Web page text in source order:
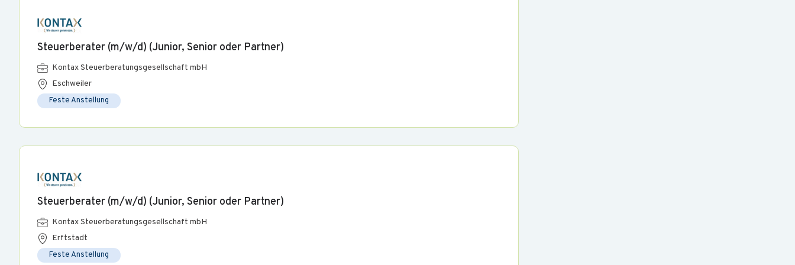
Steuerberater (m/w/d) (Junior, Senior oder Partner)
Kontax Steuerberatungsgesellschaft mbH
Eschweiler
Feste Anstellung
Steuerberater (m/w/d) (Junior, Senior oder Partner)
Kontax Steuerberatungsgesellschaft mbH
Erftstadt
Feste Anstellung